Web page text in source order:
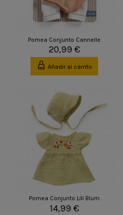
Pomea Conjunto Cannelle
20,99 €
Añadir al carrito
Pomea Conjunto Lili Blum
14,99 €